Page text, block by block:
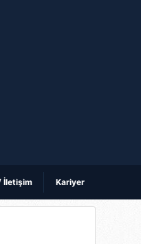
İletişim Kariyer